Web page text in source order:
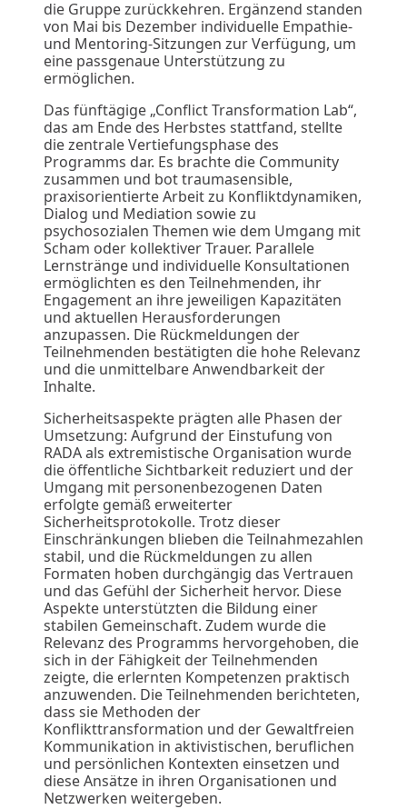
die Gruppe zurückkehren. Ergänzend standen
von Mai bis Dezember individuelle Empathie-
und Mentoring-Sitzungen zur Verfügung, um
eine passgenaue Unterstützung zu
ermöglichen.
Das fünftägige „Conflict Transformation Lab“,
das am Ende des Herbstes stattfand, stellte
die zentrale Vertiefungsphase des
Programms dar. Es brachte die Community
zusammen und bot traumasensible,
praxisorientierte Arbeit zu Konfliktdynamiken,
Dialog und Mediation sowie zu
psychosozialen Themen wie dem Umgang mit
Scham oder kollektiver Trauer. Parallele
Lernstränge und individuelle Konsultationen
ermöglichten es den Teilnehmenden, ihr
Engagement an ihre jeweiligen Kapazitäten
und aktuellen Herausforderungen
anzupassen. Die Rückmeldungen der
Teilnehmenden bestätigten die hohe Relevanz
und die unmittelbare Anwendbarkeit der
Inhalte.
Sicherheitsaspekte prägten alle Phasen der
Umsetzung: Aufgrund der Einstufung von
RADA als extremistische Organisation wurde
die öffentliche Sichtbarkeit reduziert und der
Umgang mit personenbezogenen Daten
erfolgte gemäß erweiterter
Sicherheitsprotokolle. Trotz dieser
Einschränkungen blieben die Teilnahmezahlen
stabil, und die Rückmeldungen zu allen
Formaten hoben durchgängig das Vertrauen
und das Gefühl der Sicherheit hervor. Diese
Aspekte unterstützten die Bildung einer
stabilen Gemeinschaft. Zudem wurde die
Relevanz des Programms hervorgehoben, die
sich in der Fähigkeit der Teilnehmenden
zeigte, die erlernten Kompetenzen praktisch
anzuwenden. Die Teilnehmenden berichteten,
dass sie Methoden der
Konflikttransformation und der Gewaltfreien
Kommunikation in aktivistischen, beruflichen
und persönlichen Kontexten einsetzen und
diese Ansätze in ihren Organisationen und
Netzwerken weitergeben.